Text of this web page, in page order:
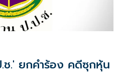
ช.' ยกคำร้อง คดีซุกหุ้น